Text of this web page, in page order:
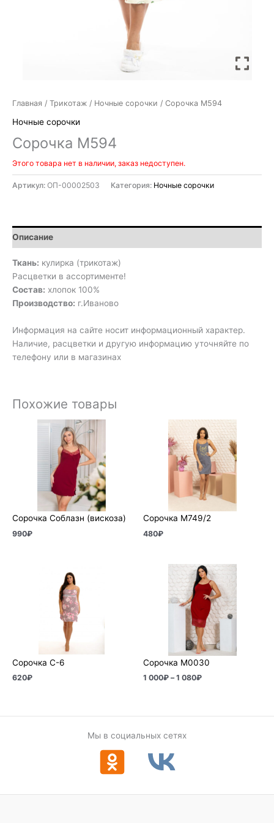
Главная / Трикотаж / Ночные сорочки / Сорочка М594
Ночные сорочки
Сорочка М594
Этого товара нет в наличии, заказ недоступен.
Артикул: ОП-00002503 Категория: Ночные сорочки
Описание
Ткань: кулирка (трикотаж)
Расцветки в ассортименте!
Состав: хлопок 100%
Производство: г.Иваново
Информация на сайте носит информационный характер.
Наличие, расцветки и другую информацию уточняйте по
телефону или в магазинах
Похожие товары
Сорочка Соблазн (вискоза)
990₽
Сорочка М749/2
480₽
Сорочка С-6
620₽
Сорочка М0030
1 000₽ – 1 080₽
Диапазон
цен:
1
000₽
–
080₽
Мы в социальных сетях